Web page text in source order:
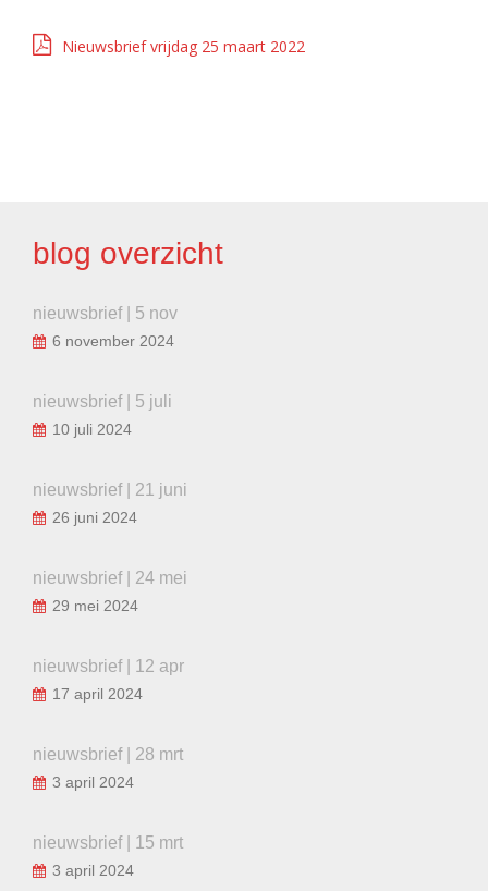
Nieuwsbrief vrijdag 25 maart 2022
blog overzicht
nieuwsbrief | 5 nov
6 november 2024
nieuwsbrief | 5 juli
10 juli 2024
nieuwsbrief | 21 juni
26 juni 2024
nieuwsbrief | 24 mei
29 mei 2024
nieuwsbrief | 12 apr
17 april 2024
nieuwsbrief | 28 mrt
3 april 2024
nieuwsbrief | 15 mrt
3 april 2024